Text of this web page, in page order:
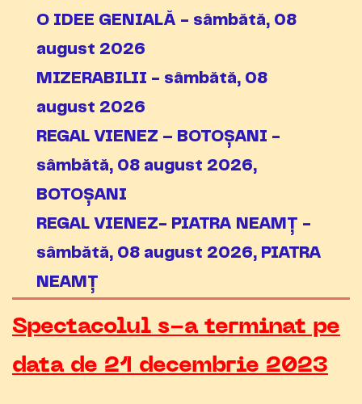
O IDEE GENIALĂ - sâmbătă, 08
august 2026
MIZERABILII - sâmbătă, 08
august 2026
REGAL VIENEZ – BOTOȘANI -
sâmbătă, 08 august 2026,
BOTOȘANI
REGAL VIENEZ- PIATRA NEAMȚ -
sâmbătă, 08 august 2026, PIATRA
NEAMȚ
Spectacolul s-a terminat pe
data de 21 decembrie 2023